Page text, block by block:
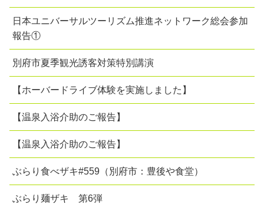
日本ユニバーサルツーリズム推進ネットワーク総会参加
報告①
別府市夏季観光誘客対策特別講演
【ホーバードライブ体験を実施しました】
【温泉入浴介助のご報告】
【温泉入浴介助のご報告】
ぶらり食べザキ#559（別府市：豊後や食堂）
ぶらり麺ザキ 第6弾